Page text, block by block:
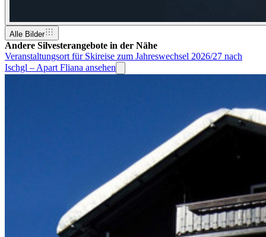
Alle Bilder
Andere Silvesterangebote in der Nähe
Veranstaltungsort für Skireise zum Jahreswechsel 2026/27 nach
Ischgl – Apart Fliana ansehen